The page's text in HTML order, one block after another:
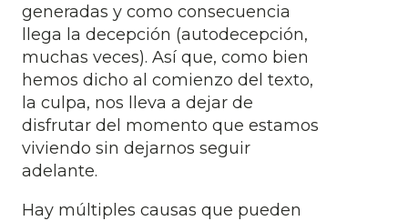
generadas y como consecuencia
llega la decepción (autodecepción,
muchas veces). Así que, como bien
hemos dicho al comienzo del texto,
la culpa, nos lleva a dejar de
disfrutar del momento que estamos
viviendo sin dejarnos seguir
adelante.
Hay múltiples causas que pueden